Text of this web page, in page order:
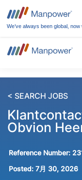
We’ve always been global, now
< SEARCH JOBS
Obvion
Reference Number:
Posted: 7月 30, 2026